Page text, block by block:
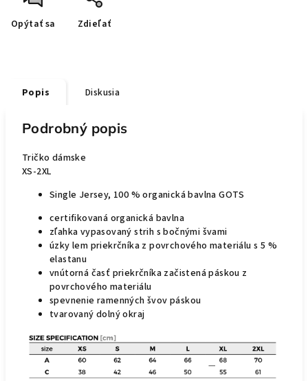
Opýtať sa Zdieľať
Popis Diskusia
Podrobný popis
Tričko dámske
XS-2XL
Single Jersey, 100 % organická bavlna GOTS
certifikovaná organická bavlna
zľahka vypasovaný strih s bočnými švami
úzky lem priekrčníka z povrchového materiálu s 5 %
elastanu
vnútorná časť priekrčníka začistená páskou z
povrchového materiálu
spevnenie ramenných švov páskou
tvarovaný dolný okraj